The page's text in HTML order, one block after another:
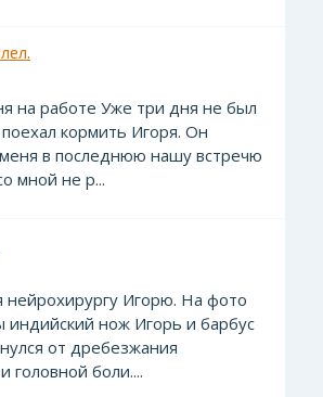
на работе Уже три дня не был
кормить Игоря. Он
в последнюю нашу встречю
мной не р...
нейрохирургу Игорю. На фото
индийский нож Игорь и барбус
от дребезжания
головной боли....